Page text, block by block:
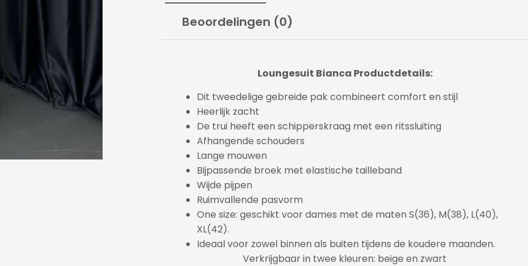
Beoordelingen (0)
Loungesuit Bianca Productdetails:
Dit tweedelige gebreide pak combineert comfort en stijl
Heerlijk zacht
De trui heeft een schipperskraag met een ritssluiting
Afhangende schouders
Lange mouwen
Bijpassende broek met elastische tailleband
Wijde pijpen
Ruimvallende pasvorm
One size: geschikt voor dames met de maten S(36), M(38), L(40),
XL(42).
Ideaal voor zowel binnen als buiten tijdens de koudere maanden.
Verkrijgbaar in twee kleuren: beige en zwart